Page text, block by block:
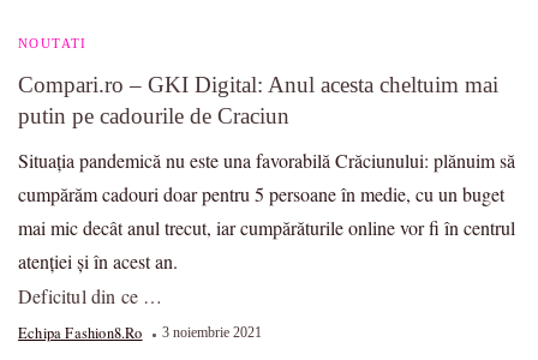
NOUTATI
Compari.ro – GKI Digital: Anul acesta cheltuim mai
putin pe cadourile de Craciun
Situația pandemică nu este una favorabilă Crăciunului: plănuim să
cumpărăm cadouri doar pentru 5 persoane în medie, cu un buget
mai mic decât anul trecut, iar cumpărăturile online vor fi în centrul
atenției și în acest an.
Deficitul din ce …
Echipa Fashion8.ro 3 noiembrie 2021